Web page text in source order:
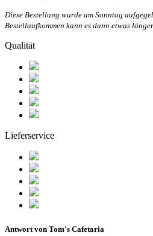
Diese Bestellung wurde am Sonntag
Bestellaufkommen kann es dann etwas
Qualität
Lieferservice
Antwort von Tom's Cafetaria